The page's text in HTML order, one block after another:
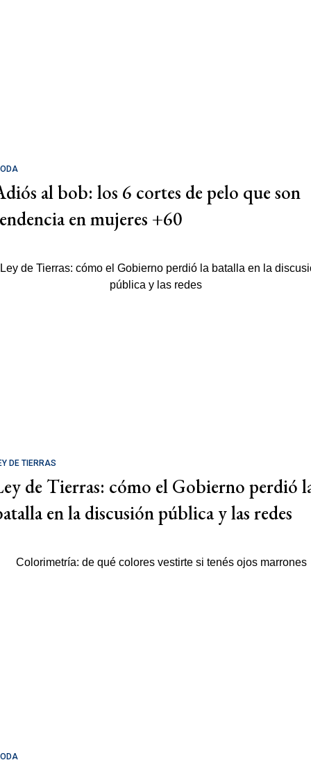
al bob: los 6 cortes de pelo que son
en mujeres +60
DE TIERRAS
de Tierras: cómo el Gobierno perdió
en la discusión pública y las redes